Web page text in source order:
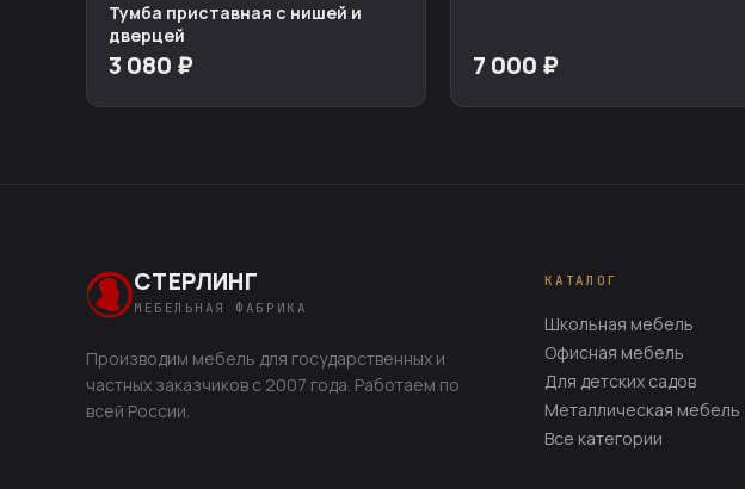
Тумба приставная с нишей и
дверцей
3 080 ₽ 7 000 ₽
СТЕРЛИНГ
МЕБЕЛЬНАЯ ФАБРИКА
Производим мебель для государственных и
частных заказчиков с 2007 года. Работаем по
всей России.
КАТАЛОГ
Школьная мебель
Офисная мебель
Для детских садов
Металлическая мебель
Все категории